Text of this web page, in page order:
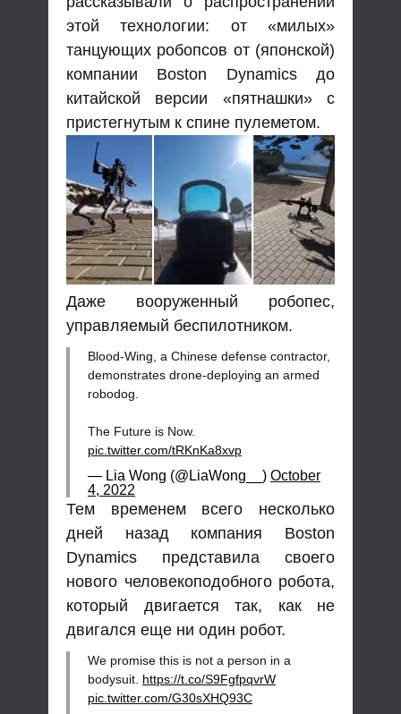
этой технологии: от «милых»
танцующих робопсов от (японской)
компании Boston Dynamics до
китайской версии «пятнашки» с
пристегнутым к спине пулеметом.
Даже вооруженный робопес,
управляемый беспилотником.
Blood-Wing, a Chinese defense contractor,
demonstrates drone-deploying an armed
robodog.
The Future is Now.
pic.twitter.com/tRKnKa8xvp
— Lia Wong (@LiaWong__) October
4, 2022
Тем временем всего несколько
дней назад компания Boston
Dynamics представила своего
нового человекоподобного робота,
который двигается так, как не
двигался еще ни один робот.
We promise this is not a person in a
bodysuit. https://t.co/S9FgfpqvrW
pic.twitter.com/G30sXHQ93C